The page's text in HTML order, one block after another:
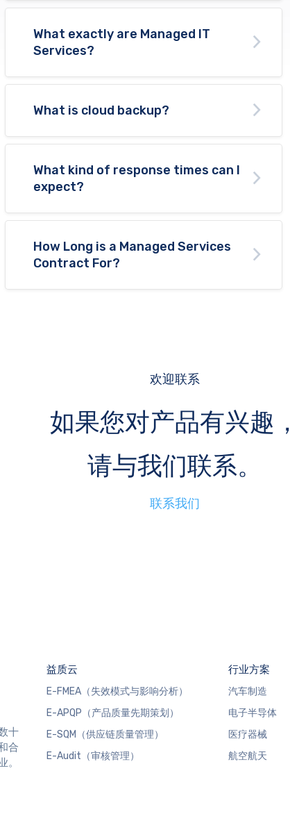
What exactly are Managed IT
Services?
What is cloud backup?
What kind of response times can I
expect?
How Long is a Managed Services
Contract For?
欢迎联系
如果您对产品有兴趣，
请与我们联系。
联系我们
十
合
。
益质云
E-FMEA（失效模式与影响分析）
E-APQP（产品质量先期策划）
E-SQM（供应链质量管理）
E-Audit（审核管理）
行业方案
汽车制造
电子半导体
医疗器械
航空航天